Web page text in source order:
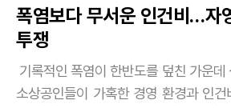
폭염보다 무서운 인건비…자
투쟁
기록적인 폭염이 한반도를 덮친 가운데
소상공인들이 가혹한 경영 환경과 인